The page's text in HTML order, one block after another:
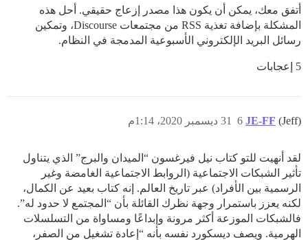
أتفق معك، يمكن أن يكون هذا مصدر إزعاج حقيقي. أحل هذه
المشكلة بإضافة تغذية RSS من مجتمعات Discourse، وتمكين
رسائل البريد الإلكتروني الأسبوعية المدمجة في النظام.
5 إعجابات
JE-FF (Jeff) 31 ديسمبر 2020، 1:14م 6
لقد أنهيت للتو كتاب نيل فيرغسون “الميدان والبرج” الذي يتناول
تأثير الشبكات الاجتماعية (الروابط الاجتماعية الغامضة وغير
الرسمية بين الأفراد) عبر تاريخ العالم. إنه كتاب بعيد عن الكمال،
لكنه يعزز باستمرار وجهة نظرك القائلة بأن “المجتمع لا حدود له”.
فالشبكات الموزعة أكثر مرونة وإبداعًا ومساواة من التسلسلات
الهرمية. ويصف ديسكورد نفسه بأنه “إعادة تشغيل من الصفر،